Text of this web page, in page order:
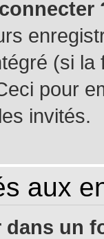
(si
pour
invités.
aux
dans un